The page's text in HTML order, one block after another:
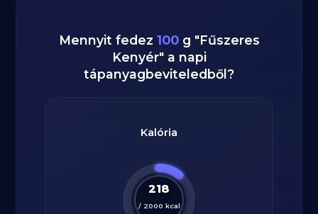
Mennyit fedez 100 g "Fűszeres
Kenyér" a napi
tápanyagbeviteledből?
Kalória
218
/ 2000 kcal